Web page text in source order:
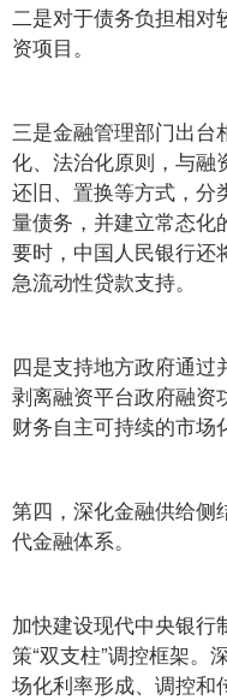
二是对于债务负担相对
资项目。
三是金融管理部门出台
化、法治化原则，与融
还旧、置换等方式，分
量债务，并建立常态化
要时，中国人民银行还
急流动性贷款支持。
四是支持地方政府通
剥离融资平台政府融资
财务自主可持续的市场
第四，深化金融供给侧
代金融体系。
加快建设现代中央银行
策“双支柱”调控框架。
场化利率形成、调控和